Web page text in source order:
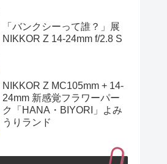
「バンクシーって誰？」展
NIKKOR Z 14-24mm f/2.8 S
NIKKOR Z MC105mm + 14-
24mm 新感覚フラワーパー
ク「HANA・BIYORI」よみ
うりランド